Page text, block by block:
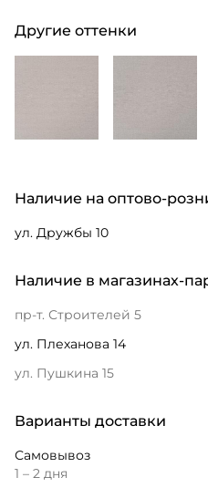
Другие оттенки
Наличие на оптово-
ул. Дружбы 10
Наличие в магазинах-
пр-т. Строителей 5
ул. Плеханова 14
ул. Пушкина 15
Варианты доставки
Самовывоз
1 – 2 дня